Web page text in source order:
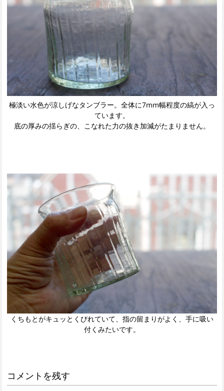
極淡い水色が涼しげなタンブラー。全体に7mm幅程度の縞が入っ
ています。
底の厚みの揺らぎの、こなれた力の抜き加減がたまりません。
くちもとがキュッとくびれていて、指の留まりがよく、手に吸い
付くみたいです。
コメントを残す